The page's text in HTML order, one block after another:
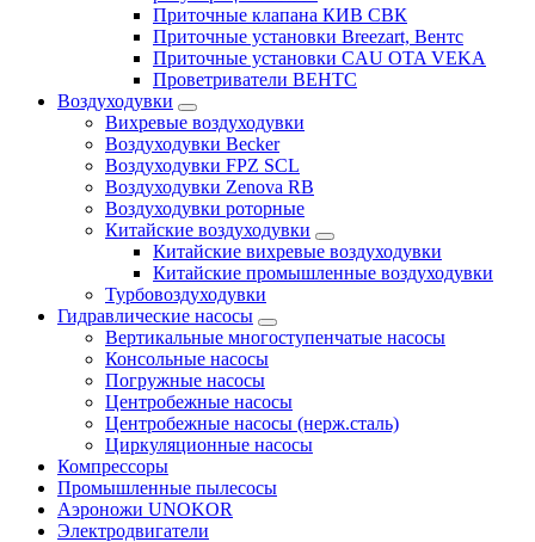
Приточные клапана КИВ СВК
Приточные установки Breezart, Вентс
Приточные установки CAU OTA VEKA
Проветриватели ВЕНТС
Воздуходувки
Вихревые воздуходувки
Воздуходувки Becker
Воздуходувки FPZ SCL
Воздуходувки Zenova RB
Воздуходувки роторные
Китайские воздуходувки
Китайские вихревые воздуходувки
Китайские промышленные воздуходувки
Турбовоздуходувки
Гидравлические насосы
Вертикальные многоступенчатые насосы
Консольные насосы
Погружные насосы
Центробежные насосы
Центробежные насосы (нерж.сталь)
Циркуляционные насосы
Компрессоры
Промышленные пылесосы
Аэроножи UNOKOR
Электродвигатели